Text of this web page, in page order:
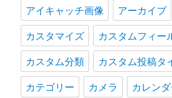
アイキャッチ画像
アーカイブ
カスタマイズ
カスタムフィー
カスタム分類
カスタム投稿タ
カテゴリー
カメラ カレン